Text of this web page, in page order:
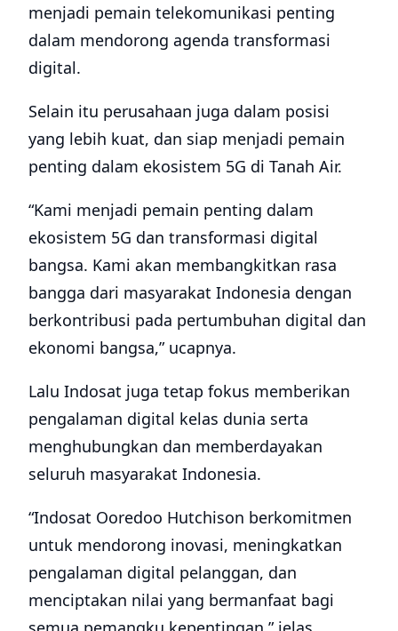
menjadi pemain telekomunikasi penting
dalam mendorong agenda transformasi
digital.
Selain itu perusahaan juga dalam posisi
yang lebih kuat, dan siap menjadi pemain
penting dalam ekosistem 5G di Tanah Air.
“Kami menjadi pemain penting dalam
ekosistem 5G dan transformasi digital
bangsa. Kami akan membangkitkan rasa
bangga dari masyarakat Indonesia dengan
berkontribusi pada pertumbuhan digital dan
ekonomi bangsa,” ucapnya.
Lalu Indosat juga tetap fokus memberikan
pengalaman digital kelas dunia serta
menghubungkan dan memberdayakan
seluruh masyarakat Indonesia.
“Indosat Ooredoo Hutchison berkomitmen
untuk mendorong inovasi, meningkatkan
pengalaman digital pelanggan, dan
menciptakan nilai yang bermanfaat bagi